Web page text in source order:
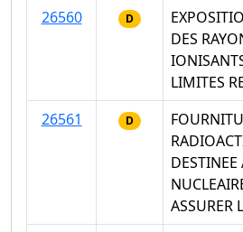
26560
D
DES
LIMITES
26561
D
ASSURER